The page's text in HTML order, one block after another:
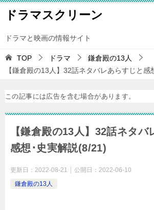
ドラマスクリーン
ドラマと映画の情報サイト
TOP ドラマ
鎌倉殿の13人
【鎌倉殿の13人】32話ネタバレあらすじと感
この記事には広告を含む場合があります。
【鎌倉殿の13人】32話ネタバ
感想･史実解説(8/21)
更新日： 2022-08-21 公開日： 2022-06-10
鎌倉殿の13人